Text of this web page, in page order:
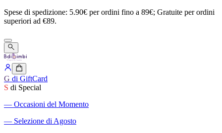
Spese di spedizione: 5.90€ perordini fino a 89€; Gratuite perordini
superiori ad €89.
G di GiftCard
S di Special
― Occasioni del Momento
― Selezione di Agosto